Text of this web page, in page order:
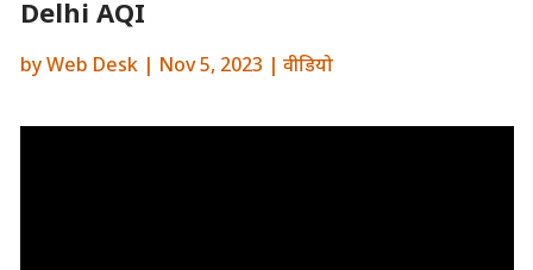
Delhi AQI
byWeb Desk| Nov 5, 2023 | वीडियो